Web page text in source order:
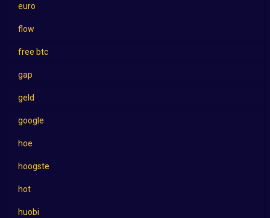
euro
flow
free btc
gap
geld
google
hoe
hoogste
hot
huobi